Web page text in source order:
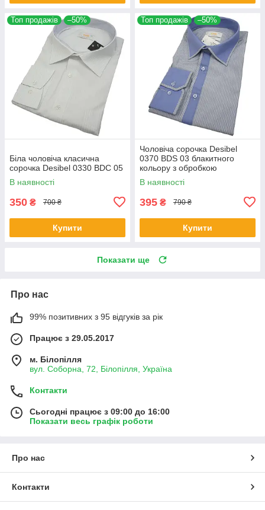
Топ продажів –50%
Біла чоловіча класична
сорочка Desibel 0330 BDC 05
В наявності
350 ₴ 700 ₴
Купити
Топ продажів –50%
Чоловіча сорочка Desibel
0370 BDS 03 блакитного
кольору з обробкою
В наявності
395 ₴ 790 ₴
Купити
Показати ще
Про нас
99% позитивних з 95 відгуків за рік
Працює з 29.05.2017
м. Білопілля
вул. Соборна, 72, Білопілля, Україна
Контакти
Сьогодні працює з 09:00 до 16:00
Показати весь графік роботи
Про нас
Контакти